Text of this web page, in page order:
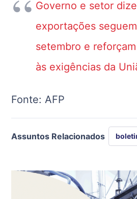
Governo e setor
exportações
setembro e
às exigências da
Fonte: AFP
Assuntos Relacionados